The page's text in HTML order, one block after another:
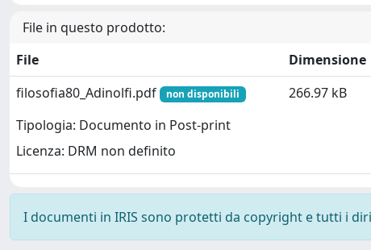
File in questo prodotto:
File
Dimensione
filosofia80_Adinolfi.pdf
non disponibili
Tipologia: Documento in Post-print
Licenza: DRM non definito
266.97 kB
I documenti in IRIS sono protetti da copyright e tutti i